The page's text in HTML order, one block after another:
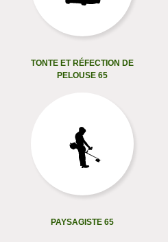
TONTE ET RÉFECTION DE
PELOUSE 65
PAYSAGISTE 65